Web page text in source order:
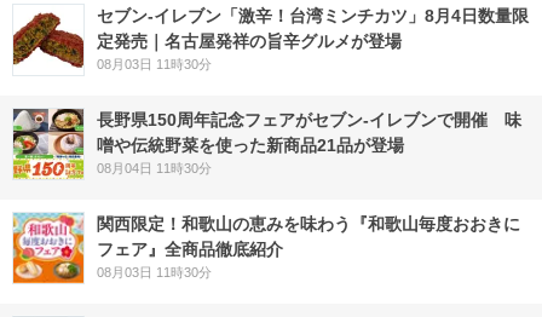
セブン-イレブン「激辛！台湾ミンチカツ」8月4日数量限
定発売｜名古屋発祥の旨辛グルメが登場
08月03日 11時30分
長野県150周年記念フェアがセブン-イレブンで開催 味
噌や伝統野菜を使った新商品21品が登場
08月04日 11時30分
関西限定！和歌山の恵みを味わう『和歌山毎度おおきに
フェア』全商品徹底紹介
08月03日 11時30分